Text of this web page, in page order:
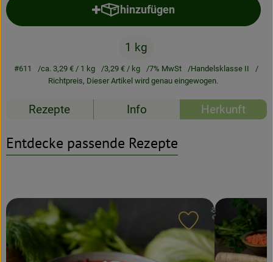
hinzufügen
Produkt zum Warenkorb
1 kg
#611 ca. 3,29 €/ 1 kg 3,29 €/ kg 7% MwSt
Handelsklasse II
Richtpreis, Dieser Artikel wird genau eingewogen.
Rezepte Info Herkunft
Entdecke passende Rezepte
Rezept zu